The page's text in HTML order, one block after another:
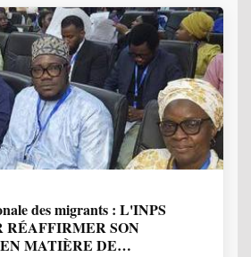
des migrants : L'INPS
RÉAFFIRMER SON
MATIÈRE DE